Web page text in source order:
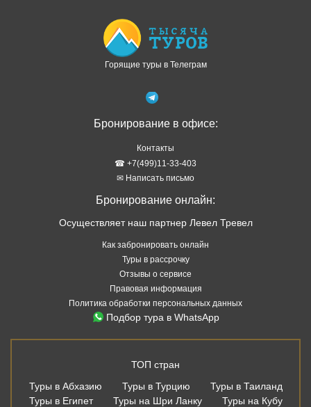
Горящие туры в Телеграм
Бронирование в офисе:
Контакты
☎ +7(499)11-33-403
✉ Написать письмо
Бронирование онлайн:
Осуществляет наш партнер Левел Тревел
Как забронировать онлайн
Туры в рассрочку
Отзывы о сервисе
Правовая информация
Политика обработки персональных данных
Подбор тура в WhatsApp
ТОП стран
Туры в Абхазию
Туры в Турцию
Туры в Таиланд
Туры в Египет
Туры на Шри Ланку
Туры на Кубу